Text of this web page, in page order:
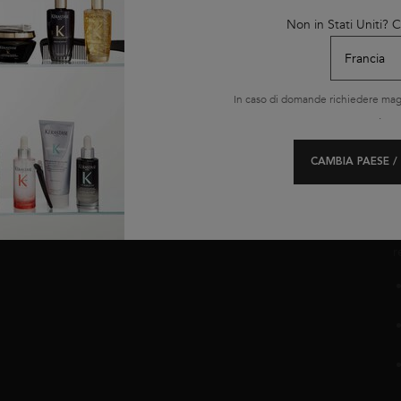
LE NOSTRE
OFFERTE
Black Friday
Cyber Monday
Routine
Non in Stati Uniti?
In caso di domande richiedere
.
CAMBIA PAESE /